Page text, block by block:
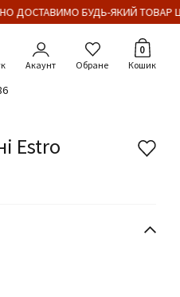
БУДЬ-ЯКИЙ ТОВАР
Акаунт Обране
0
Кошик
Estro